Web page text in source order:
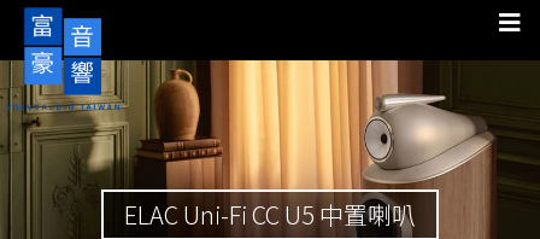
ELAC Uni-Fi CC U5 中置喇叭